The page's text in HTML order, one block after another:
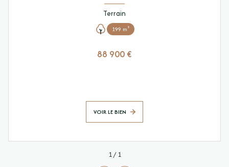
Terrain
199 m²
88 900 €
VOIR LE BIEN
1/1